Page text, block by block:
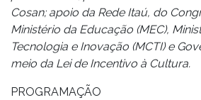
Cosan; apoio da Rede Itaú, do
Ministério da Educação (MEC),
Tecnologia e Inovação (MCTI) e
meio da Lei de Incentivo à Cultura.
PROGRAMAÇÃO